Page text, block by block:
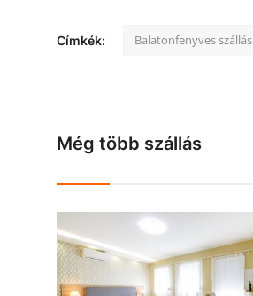
Címkék: Balatonfenyves szállás
Még több szállás